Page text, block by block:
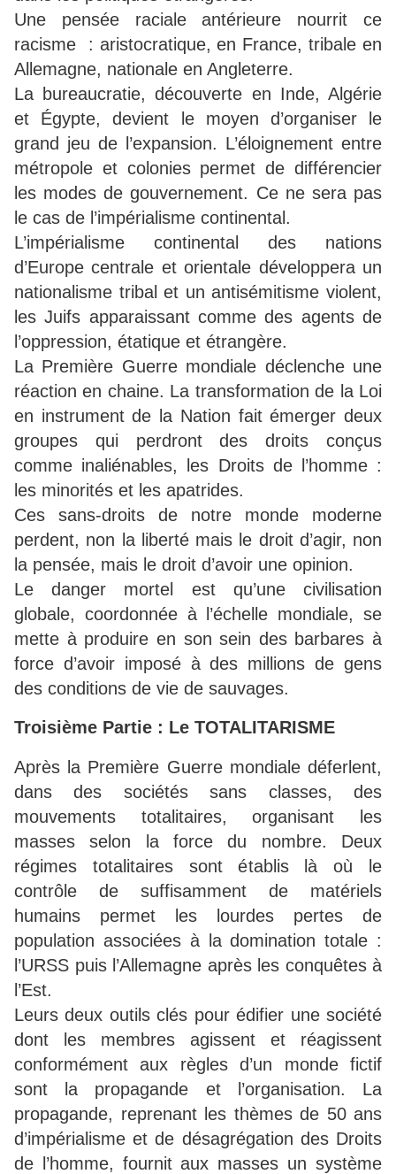
Une pensée raciale antérieure nourrit ce
racisme : aristocratique, en France, tribale en
Allemagne, nationale en Angleterre.
La bureaucratie, découverte en Inde, Algérie
et Égypte, devient le moyen d’organiser le
grand jeu de l’expansion. L’éloignement entre
métropole et colonies permet de différencier
les modes de gouvernement. Ce ne sera pas
le cas de l’impérialisme continental.
L’impérialisme continental des nations
d’Europe centrale et orientale développera un
nationalisme tribal et un antisémitisme violent,
les Juifs apparaissant comme des agents de
l’oppression, étatique et étrangère.
La Première Guerre mondiale déclenche une
réaction en chaine. La transformation de la Loi
en instrument de la Nation fait émerger deux
groupes qui perdront des droits conçus
comme inaliénables, les Droits de l’homme :
les minorités et les apatrides.
Ces sans-droits de notre monde moderne
perdent, non la liberté mais le droit d’agir, non
la pensée, mais le droit d’avoir une opinion.
Le danger mortel est qu’une civilisation
globale, coordonnée à l’échelle mondiale, se
mette à produire en son sein des barbares à
force d’avoir imposé à des millions de gens
des conditions de vie de sauvages.
Troisième Partie : Le TOTALITARISME
Après la Première Guerre mondiale déferlent,
dans des sociétés sans classes, des
mouvements totalitaires, organisant les
masses selon la force du nombre. Deux
régimes totalitaires sont établis là où le
contrôle de suffisamment de matériels
humains permet les lourdes pertes de
population associées à la domination totale :
l’URSS puis l’Allemagne après les conquêtes à
l’Est.
Leurs deux outils clés pour édifier une société
dont les membres agissent et réagissent
conformément aux règles d’un monde fictif
sont la propagande et l’organisation. La
propagande, reprenant les thèmes de 50 ans
d’impérialisme et de désagrégation des Droits
de l’homme, fournit aux masses un système